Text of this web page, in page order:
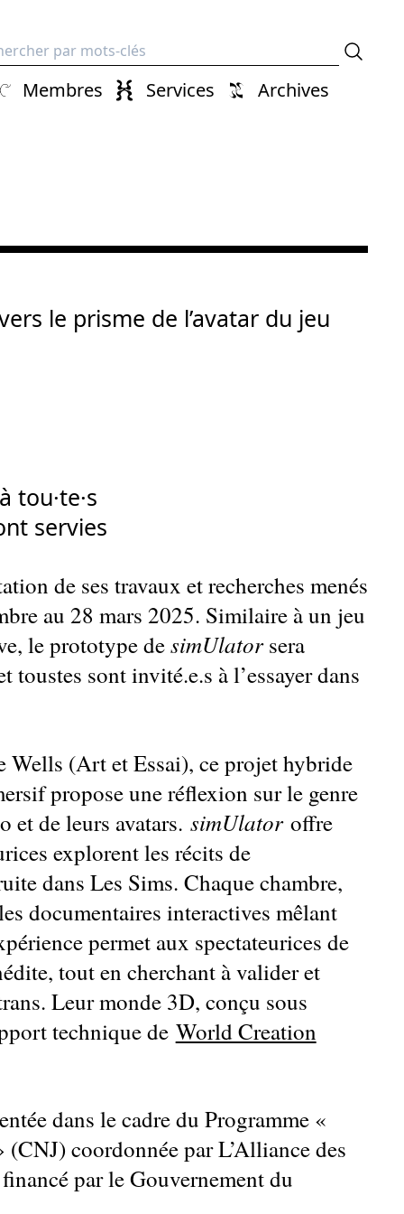
Membres Services
Archives
le prisme de l’avatar du jeu
tou·te·s
servies
de ses travaux et recherches menés
au 28 mars 2025. Similaire à un jeu
le prototype desimUlatorsera
sont invité.e.s à l’essayer dans
Wells (Art et Essai), ce projet hybride
propose une réflexion sur le genre
et de leurs avatars. simUlatoroffre
explorent les récits de
dans Les Sims. Chaque chambre,
documentaires interactives mêlant
permet aux spectateurices de
tout en cherchant à valider et
Leur monde 3D, conçu sous
technique de World Creation
dans le cadre du Programme «
coordonnée par L’Alliance des
par le Gouvernement du